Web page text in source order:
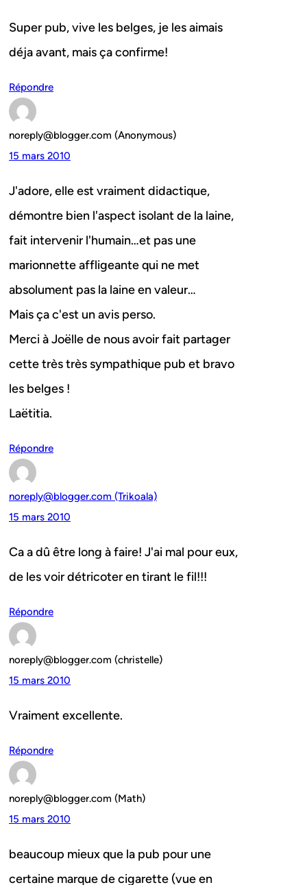
Super pub, vive les belges, je les aimais
déja avant, mais ça confirme!
Répondre
noreply@blogger.com (Anonymous)
15 mars 2010
J'adore, elle est vraiment didactique,
démontre bien l'aspect isolant de la laine,
fait intervenir l'humain…et pas une
marionnette affligeante qui ne met
absolument pas la laine en valeur…
Mais ça c'est un avis perso.
Merci à Joëlle de nous avoir fait partager
cette très très sympathique pub et bravo
les belges !
Laëtitia.
Répondre
noreply@blogger.com (Trikoala)
15 mars 2010
Ca a dû être long à faire! J'ai mal pour eux,
de les voir détricoter en tirant le fil!!!
Répondre
noreply@blogger.com (christelle)
15 mars 2010
Vraiment excellente.
Répondre
noreply@blogger.com (Math)
15 mars 2010
beaucoup mieux que la pub pour une
certaine marque de cigarette (vue en